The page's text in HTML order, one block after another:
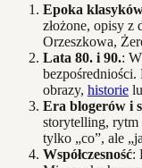
Epoka
złożone, opisy
Orzeszkowa,
Lata 80. i 90.:
bezpośredniości.
obrazy, historie
Era blogerów i
storytelling,
tylko „co”, ale
Współczesność: